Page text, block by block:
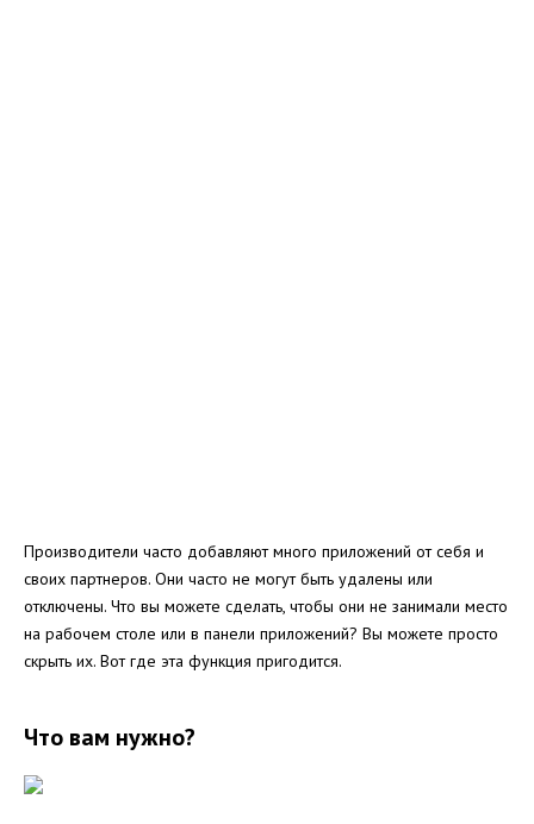
Производители часто добавляют много приложений от себя и
своих партнеров. Они часто не могут быть удалены или
отключены. Что вы можете сделать, чтобы они не занимали место
на рабочем столе или в панели приложений? Вы можете просто
скрыть их. Вот где эта функция пригодится.
Что вам нужно?